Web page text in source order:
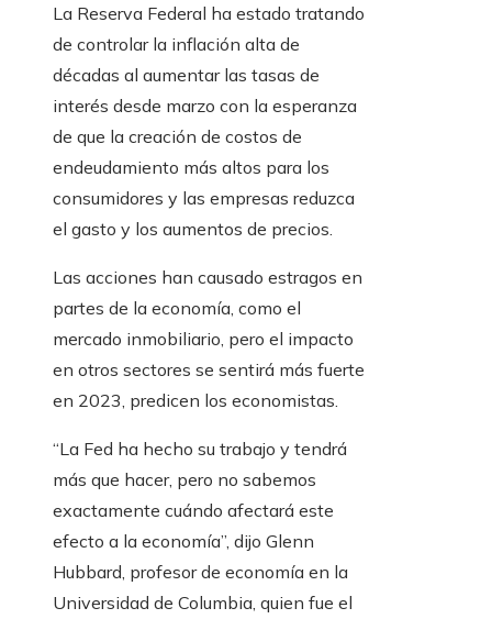
La Reserva Federal ha estado tratando
de controlar la inflación alta de
décadas al aumentar las tasas de
interés desde marzo con la esperanza
de que la creación de costos de
endeudamiento más altos para los
consumidores y las empresas reduzca
el gasto y los aumentos de precios.
Las acciones han causado estragos en
partes de la economía, como el
mercado inmobiliario, pero el impacto
en otros sectores se sentirá más fuerte
en 2023, predicen los economistas.
“La Fed ha hecho su trabajo y tendrá
más que hacer, pero no sabemos
exactamente cuándo afectará este
efecto a la economía”, dijo Glenn
Hubbard, profesor de economía en la
Universidad de Columbia, quien fue el